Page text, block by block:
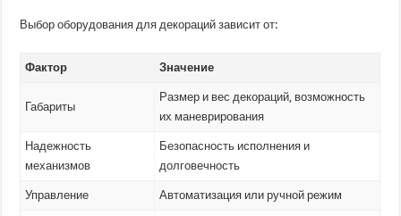
Выбор оборудования для декораций зависит от:
Фактор Значение
Габариты
Размер и вес декораций, возможность
их маневрирования
Надежность
механизмов
Безопасность исполнения и
долговечность
Управление Автоматизация или ручной режим